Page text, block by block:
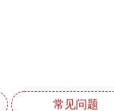
常见问题